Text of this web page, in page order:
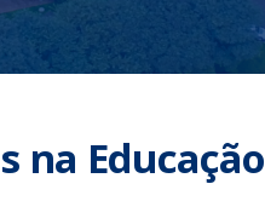
na Educação